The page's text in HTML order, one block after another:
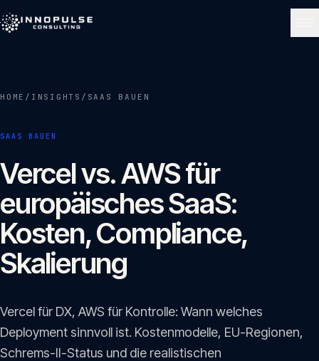
Über uns 02
Leistungen 03
Portfolio
Insights 05
HOME / INSIGHTS / SAAS BAUEN
SAAS BAUEN
Vercel vs. AWS für
europäisches SaaS:
Kosten, Compliance,
Skalierung
Vercel für DX, AWS für Kontrolle: Wann welches
Deployment sinnvoll ist. Kostenmodelle, EU-Regionen,
Schrems-II-Status und die realistischen